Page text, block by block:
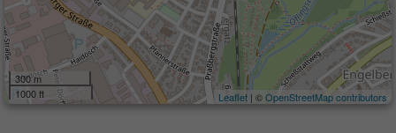
300 m
1000 ft
Leaflet | ©OpenStreetMap contributors